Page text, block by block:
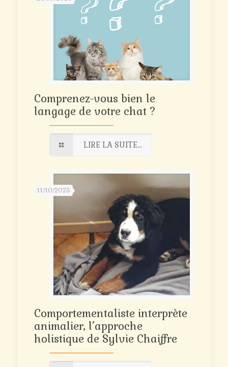
Comprenez-vous bien le
langage de votre chat ?
LIRE LA SUITE...
11/10/2023
Comportementaliste interprète
animalier, l’approche
holistique de Sylvie Chaiffre